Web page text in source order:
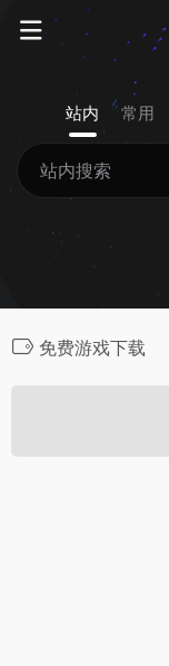
站内 常用
免费游戏下载